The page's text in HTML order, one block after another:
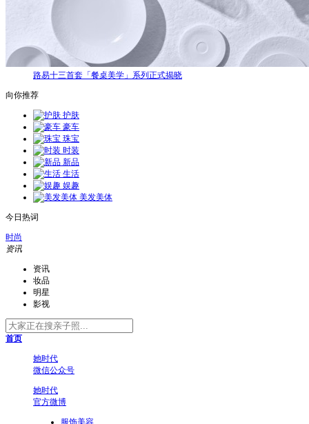
路易十三首套「餐桌美学」系列正式揭晓
向你推荐
护肤
豪车
珠宝
时装
新品
生活
娱趣
美发美体
今日热词
时尚
资讯
资讯
妆品
明星
影视
首页
她时代
微信公众号
她时代
官方微博
服饰美容